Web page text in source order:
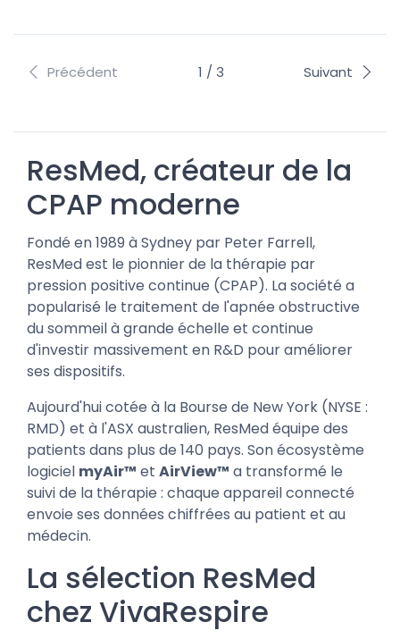
Précédent 1 / 3 Suivant
ResMed, créateur de la
CPAP moderne
Fondé en 1989 à Sydney par Peter Farrell,
ResMed est le pionnier de la thérapie par
pression positive continue (CPAP). La société a
popularisé le traitement de l'apnée obstructive
du sommeil à grande échelle et continue
d'investir massivement en R&D pour améliorer
ses dispositifs.
Aujourd'hui cotée à la Bourse de New York (NYSE :
RMD) et à l'ASX australien, ResMed équipe des
patients dans plus de 140 pays. Son écosystème
logiciel myAir™ et AirView™ a transformé le
suivi de la thérapie : chaque appareil connecté
envoie ses données chiffrées au patient et au
médecin.
La sélection ResMed
chez VivaRespire